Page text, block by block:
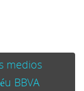
medios
BBVA